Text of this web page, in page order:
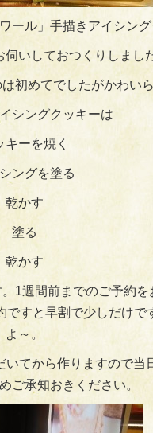
ール」手描きアイシン
いしておつくりしまし
初めてでしたがかわい
シングクッキーは
キーを焼く
ングを塗る
乾かす
塗る
乾かす
1週間前までのご予約
すと早割で少しだけで
よ～。
てから作りますので当
ご承知おきください。